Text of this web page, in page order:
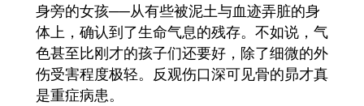
身旁的女孩──从有些被泥土与血迹弄脏的身
体上，确认到了生命气息的残存。不如说，气
色甚至比刚才的孩子们还要好，除了细微的外
伤受害程度极轻。反观伤口深可见骨的昴才真
是重症病患。